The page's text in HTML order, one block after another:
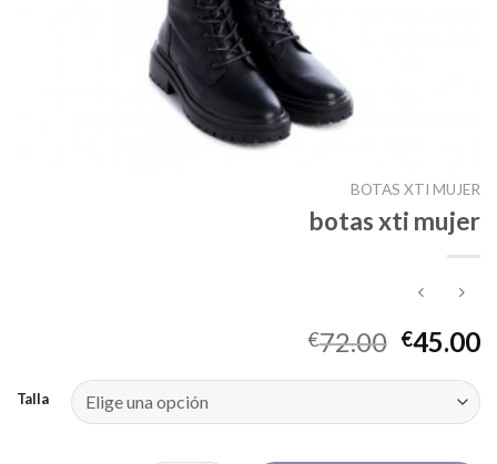
BOTAS XTI MUJER
botas xti mujer
€72.00 €45.00
Talla